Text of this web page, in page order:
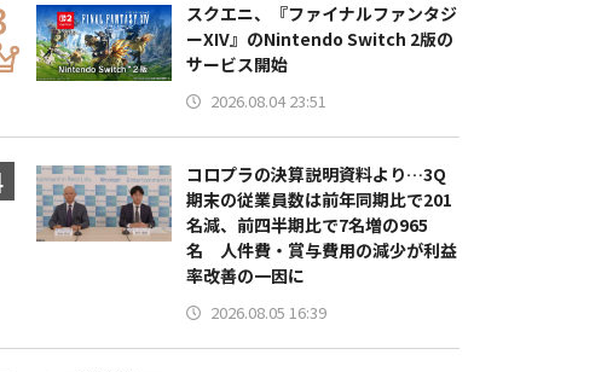
スクエニ、『ファイナルファンタジ
ーXIV』のNintendo Switch 2版の
サービス開始
2026.08.04 23:51
コロプラの決算説明資料より…3Q
期末の従業員数は前年同期比で201
名減、前四半期比で7名増の965
名 人件費・賞与費用の減少が利益
率改善の一因に
2026.08.05 16:39